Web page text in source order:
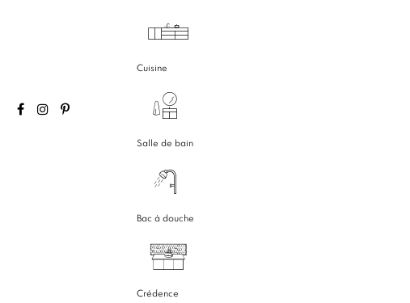
Cuisine
Salle de bain
Bac à douche
Crédence